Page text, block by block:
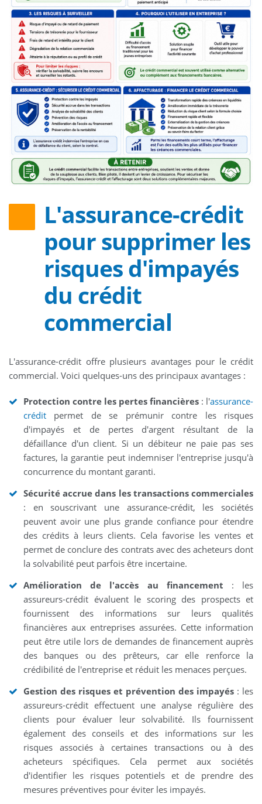
L'assurance-crédit
pour supprimer les
risques d'impayés
du crédit
commercial
L'assurance-crédit offre plusieurs avantages pour le crédit
commercial. Voici quelques-uns des principaux avantages :
Protection contre les pertes financières : l'assurance-
crédit permet de se prémunir contre les risques
d'impayés et de pertes d'argent résultant de la
défaillance d'un client. Si un débiteur ne paie pas ses
factures, la garantie peut indemniser l'entreprise jusqu'à
concurrence du montant garanti.
Sécurité accrue dans les transactions commerciales
: en souscrivant une assurance-crédit, les sociétés
peuvent avoir une plus grande confiance pour étendre
des crédits à leurs clients. Cela favorise les ventes et
permet de conclure des contrats avec des acheteurs dont
la solvabilité peut parfois être incertaine.
Amélioration de l'accès au financement : les
assureurs-crédit évaluent le scoring des prospects et
fournissent des informations sur leurs qualités
financières aux entreprises assurées. Cette information
peut être utile lors de demandes de financement auprès
des banques ou des prêteurs, car elle renforce la
crédibilité de l'entreprise et réduit les menaces perçues.
Gestion des risques et prévention des impayés : les
assureurs-crédit effectuent une analyse régulière des
clients pour évaluer leur solvabilité. Ils fournissent
également des conseils et des informations sur les
risques associés à certaines transactions ou à des
acheteurs spécifiques. Cela permet aux sociétés
d'identifier les risques potentiels et de prendre des
mesures préventives pour éviter les impayés.